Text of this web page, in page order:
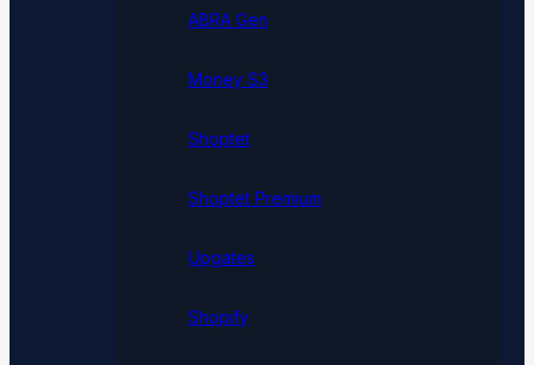
ABRA Gen
Money S3
Shoptet
Shoptet Premium
Upgates
Shopify